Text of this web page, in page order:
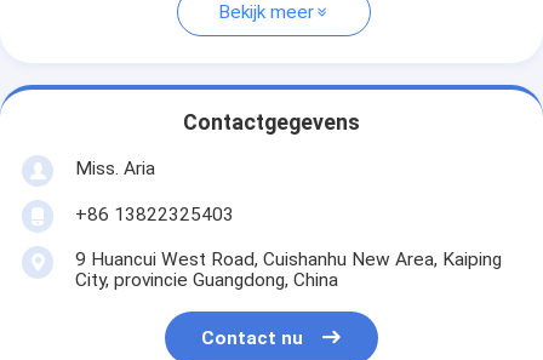
Bekijk meer
Contactgegevens
Miss. Aria
+86 13822325403
9 Huancui West Road, Cuishanhu New Area, Kaiping
City, provincie Guangdong, China
Contact nu